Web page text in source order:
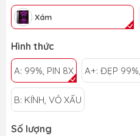
Xám
Hình thức
A: 99%, PIN 8X A+: ĐẸP
B: KÍNH, VỎ XẤU
Số lượng